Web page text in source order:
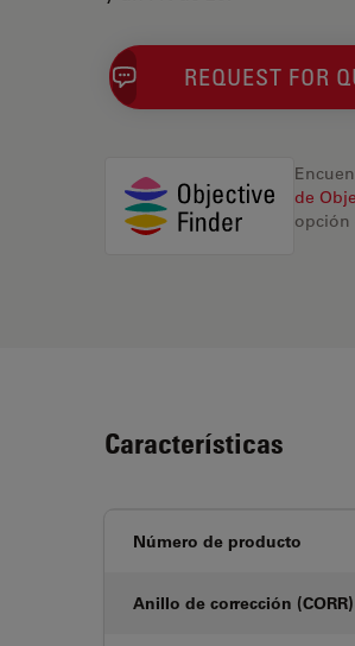
REQUEST FOR
de
opción
Características
Número de producto
Anillo de corrección (CORR)